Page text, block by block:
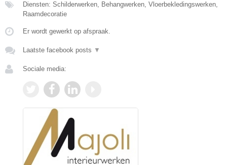
Diensten: Schilderwerken, Behangwerken, Vloerbekledingswerken,
Raamdecoratie
Er wordt gewerkt op afspraak.
Laatste facebook posts ▼
Sociale media: